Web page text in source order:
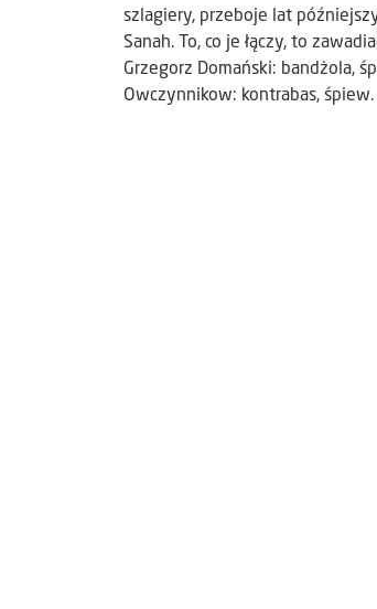
szlagiery, przeboje lat
Sanah. To, co je łączy, to
Grzegorz Domański: bandżola,
Owczynnikow: kontrabas, śpiew.